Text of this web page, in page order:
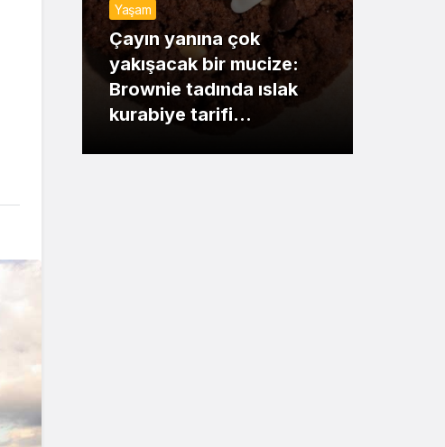
Sistem modunu seçin.
Yaşam
Çayın yanına çok
yakışacak bir mucize:
Brownie tadında ıslak
kurabiye tarifi…